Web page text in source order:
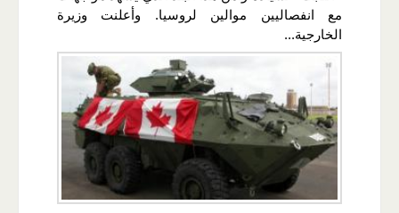
مع انفصاليين موالين لروسيا. وأعلنت وزيرة
الخارجية...